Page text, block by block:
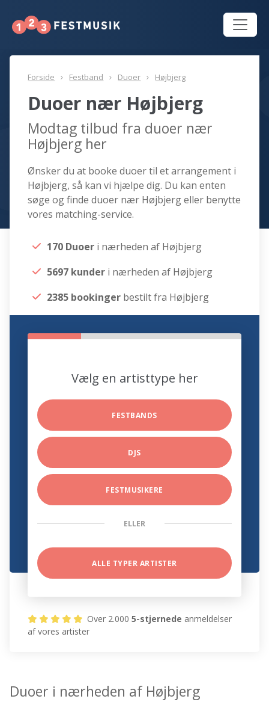
Forside Festband Duoer Højbjerg
Duoer nær Højbjerg
Modtag tilbud fra duoer nær
Højbjerg her
Ønsker du at booke duoer til et arrangement i
Højbjerg, så kan vi hjælpe dig. Du kan enten
søge og finde duoer nær Højbjerg eller benytte
vores matching-service.
170 Duoer i nærheden af Højbjerg
5697 kunder i nærheden af Højbjerg
2385 bookinger bestilt fra Højbjerg
Vælg en artisttype her
FESTBANDS
DJS
FESTMUSIKERE
ELLER
ALLE TYPER ARTISTER
Over 2.0005-stjernede anmeldelser
af vores artister
Duoer i nærheden af Højbjerg